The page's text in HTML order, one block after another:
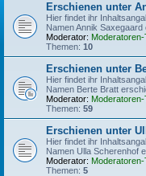
Erschienen unter
Hier findet ihr
Namen Annik Saxegaard
Moderator: Moderatoren-
Themen: 10
Erschienen unter
Hier findet ihr
Namen Berte Bratt
Moderator: Moderatoren-
Themen: 59
Erschienen unter
Hier findet ihr
Namen Ulla Scherenhof
Moderator: Moderatoren-
Themen: 5